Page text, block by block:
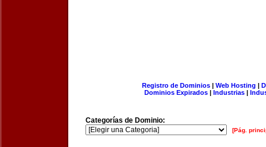
Registro de Dominios| Web Hosting |
Dominios Expirados | Industrias |
Categorías de Dominio:
[Pág.